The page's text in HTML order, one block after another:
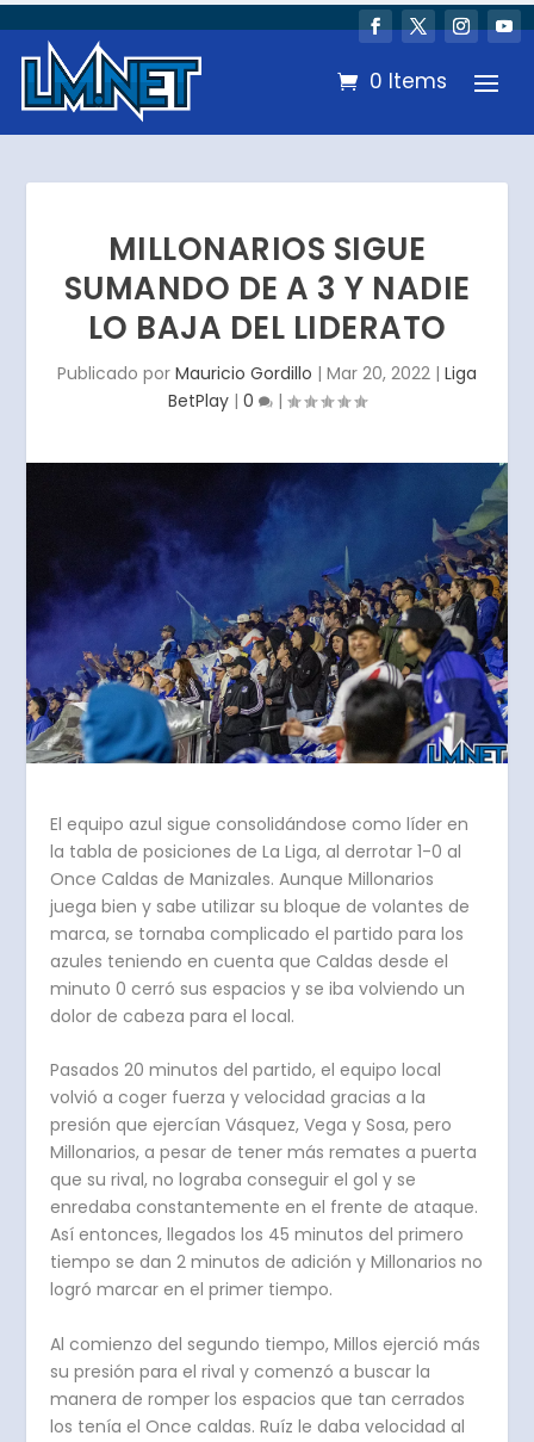
0 Items
MILLONARIOS SIGUE
SUMANDO DE A 3 Y NADIE
LO BAJA DEL LIDERATO
Publicado por Mauricio Gordillo | Mar 20, 2022 | Liga
BetPlay | 0 |
El equipo azul sigue consolidándose como líder en
la tabla de posiciones de La Liga, al derrotar 1-0 al
Once Caldas de Manizales. Aunque Millonarios
juega bien y sabe utilizar su bloque de volantes de
marca, se tornaba complicado el partido para los
azules teniendo en cuenta que Caldas desde el
minuto 0 cerró sus espacios y se iba volviendo un
dolor de cabeza para el local.
Pasados 20 minutos del partido, el equipo local
volvió a coger fuerza y velocidad gracias a la
presión que ejercían Vásquez, Vega y Sosa, pero
Millonarios, a pesar de tener más remates a puerta
que su rival, no lograba conseguir el gol y se
enredaba constantemente en el frente de ataque.
Así entonces, llegados los 45 minutos del primero
tiempo se dan 2 minutos de adición y Millonarios no
logró marcar en el primer tiempo.
Al comienzo del segundo tiempo, Millos ejerció más
su presión para el rival y comenzó a buscar la
manera de romper los espacios que tan cerrados
los tenía el Once caldas. Ruíz le daba velocidad al